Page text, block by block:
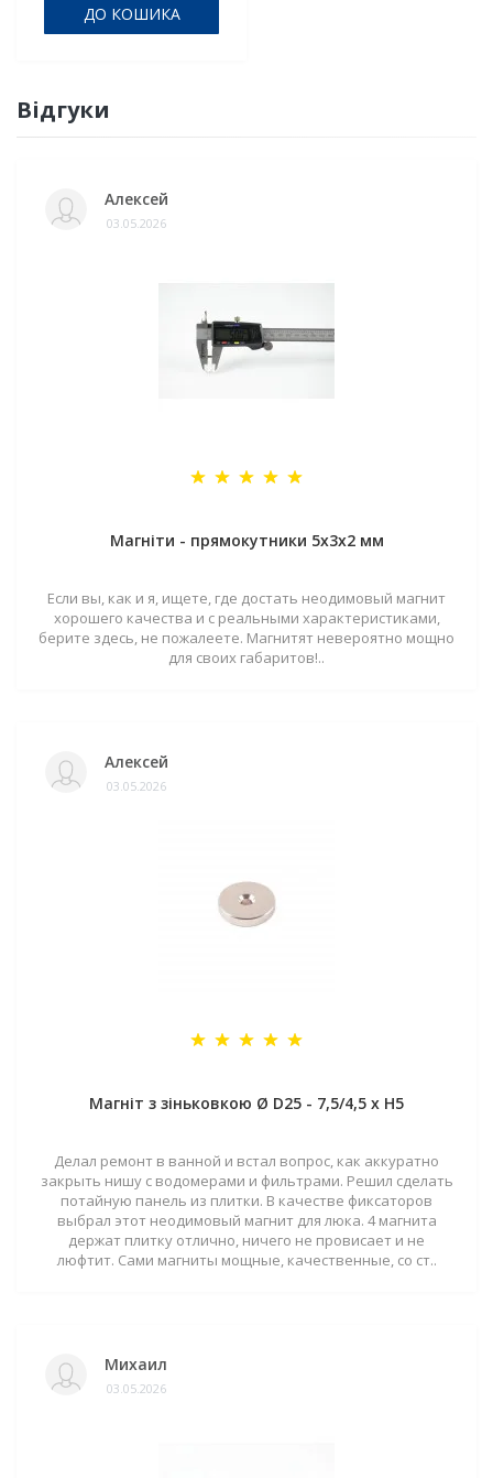
ДО КОШИКА
Відгуки
Алексей
03.05.2026
Магніти - прямокутники 5x3x2 мм
Если вы, как и я, ищете, где достать неодимовый магнит
хорошего качества и с реальными характеристиками,
берите здесь, не пожалеете. Магнитят невероятно мощно
для своих габаритов!..
Алексей
03.05.2026
Магніт з зіньковкою Ø D25 - 7,5/4,5 х H5
Делал ремонт в ванной и встал вопрос, как аккуратно
закрыть нишу с водомерами и фильтрами. Решил сделать
потайную панель из плитки. В качестве фиксаторов
выбрал этот неодимовый магнит для люка. 4 магнита
держат плитку отлично, ничего не провисает и не
люфтит. Сами магниты мощные, качественные, со ст..
Михаил
03.05.2026